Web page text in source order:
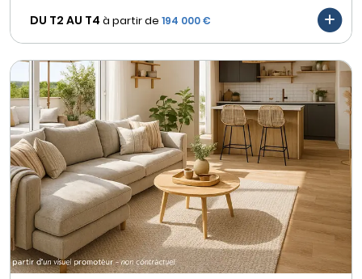
DU T2 AU T4 à partir de 194 000 €